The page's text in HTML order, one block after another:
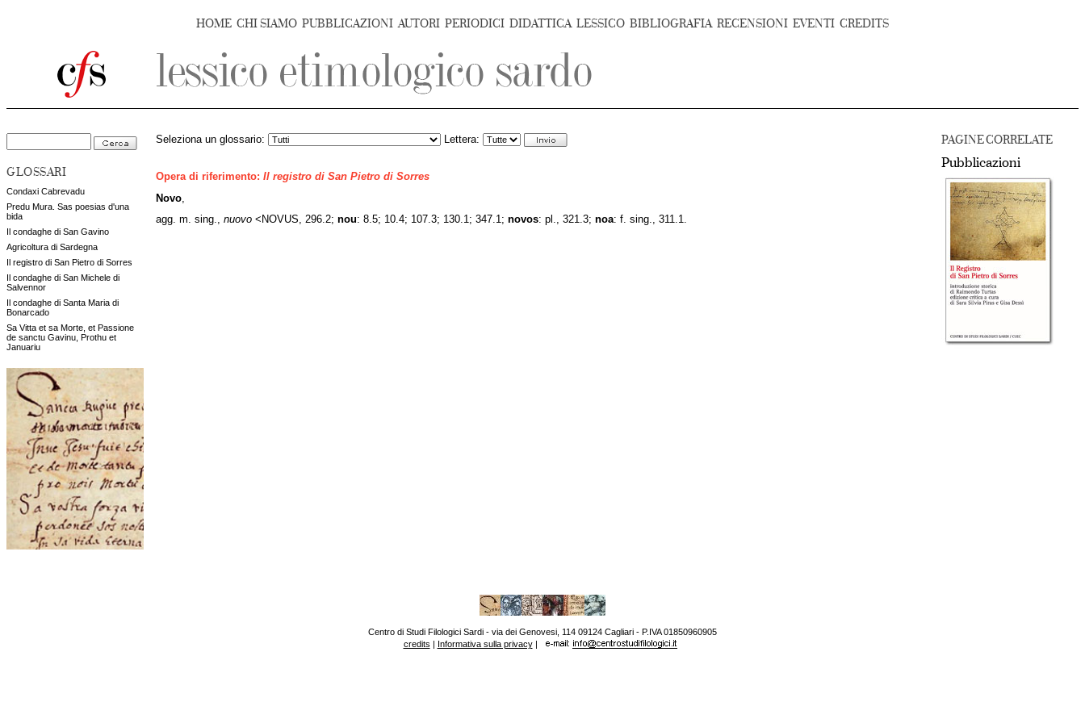
HOME CHI SIAMO PUBBLICAZIONI AUTORI PERIODICI DIDATTICA LESSICO BIBLIOGRAFIA RECENSIONI EVENTI CREDITS
GLOSSARI
Condaxi Cabrevadu
Predu Mura. Sas poesias d'una
bida
Il condaghe di San Gavino
Agricoltura di Sardegna
Il registro di San Pietro di Sorres
Il condaghe di San Michele di
Salvennor
Il condaghe di Santa Maria di
Bonarcado
Sa Vitta et sa Morte, et Passione
de sanctu Gavinu, Prothu et
Januariu
PAGINE CORRELATE
Pubblicazioni
Seleziona un glossario: Lettera:
Opera di riferimento: Il registro di San Pietro di Sorres
Novo
agg. m. sing., nuovo <NOVUS, 296.2; nou: 8.5; 10.4; 107.3; 130.1; 347.1; novos: pl., 321.3; noa: f. sing., 311.1.
Centro di Studi Filologici Sardi - via dei Genovesi, 114 09124 Cagliari - P.IVA 01850960905
credits | Informativa sulla privacy|